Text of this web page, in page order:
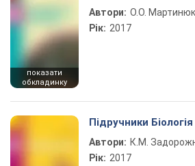
показати
обкладинку
Автори: О.О.
Рік: 2017
Підручники
Автори: К.М.
Рік: 2017